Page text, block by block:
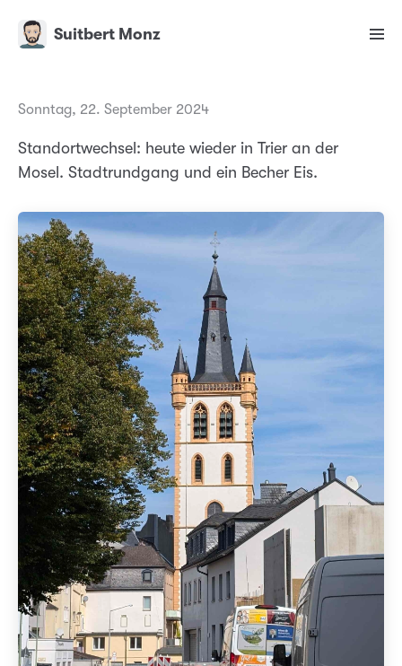
Suitbert Monz
Sonntag, 22. September 2024
Standortwechsel: heute wieder in Trier an der
Mosel. Stadtrundgang und ein Becher Eis.